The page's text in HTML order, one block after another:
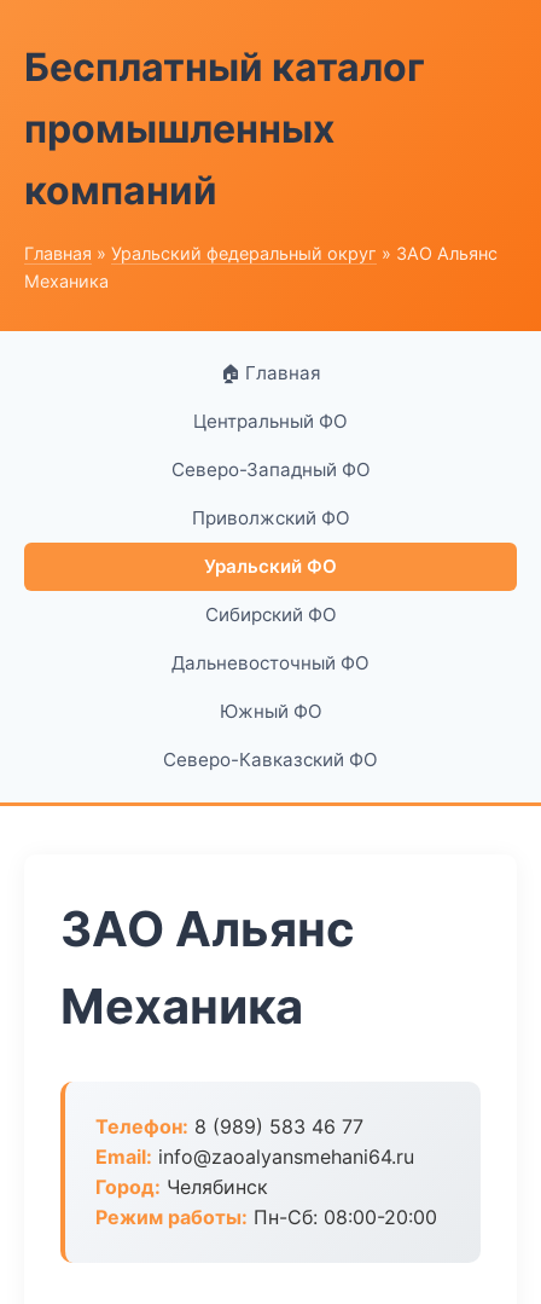
Бесплатный каталог
промышленных
компаний
Главная » Уральский федеральный округ » ЗАО Альянс
Механика
🏠 Главная
Центральный ФО
Северо-Западный ФО
Приволжский ФО
Уральский ФО
Сибирский ФО
Дальневосточный ФО
Южный ФО
Северо-Кавказский ФО
ЗАО Альянс
Механика
Телефон: 8 (989) 583 46 77
Email: info@zaoalyansmehani64.ru
Город: Челябинск
Режим работы: Пн-Сб: 08:00-20:00